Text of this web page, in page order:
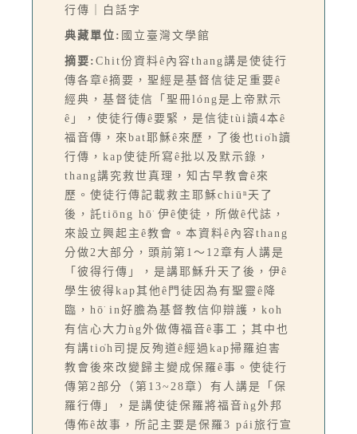
行傳｜白話字
典藏單位: 國立臺灣文學館
摘要: Chit份資料ê內容thang講是使徒行
傳各章ê摘要，聖經是基督信徒足重要ê
經典，基督徒信「聖冊lóng是上帝默示
ê」，使徒行傳ê要緊，是信徒tùi讀4本ê
福音傳，來bat耶穌ê來歷，了後也tio̍h讀
行傳，kap使徒所寫ê批以及默示錄，
thang講究救世真理，知古早教會ê來
歷。使徒行傳記載救主耶穌chiūⁿ天了
後，託tiōng hō͘ 伊ê使徒，所做ê代誌，
來設立興起主ê教會。本資料ê內容thang
分做2大部分，頭前第1～12章有人講是
「彼得行傳」，是講耶穌升天了後，伊ê
學生彼得kap其他ê門徒因為有聖靈ê降
臨，hō͘ in好膽為基督教信仰辯護，koh
有信心大力ǹg外做傳福音ê事工；其中也
有講tio̍h司提反殉道ê經過kap掃羅迫害
教會後來改變歸主變成保羅ê事。使徒行
傳第2部分（第13~28章）有人講是「保
羅行傳」，是講使徒保羅將福音ǹg外邦
傳佈ê故事，所記主要是保羅3 pái旅行宣